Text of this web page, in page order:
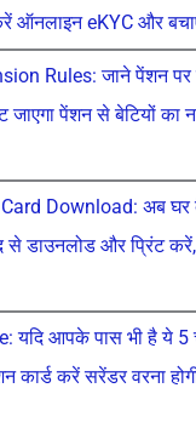
ऑनलाइन eKYC और
Rules: जाने पेंशन पर
पेंशन से बेटियों का
Download: अब घर
से डाउनलोड और प्रिंट
यदि आपके पास भी है ये 5
कार्ड करें सरेंडर वरना